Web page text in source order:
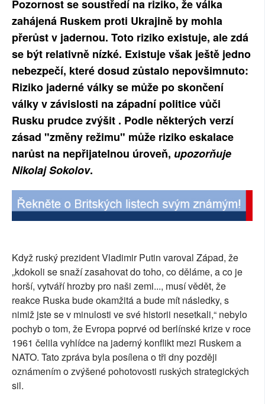
SOCIÁLNÍ SÍTĚ
RUBRIKY
PLNÁ VERZE STRÁNEK
Pozornost se soustředí na riziko, že válka
zahájená Ruskem proti Ukrajině by mohla
přerůst v jadernou. Toto riziko existuje, ale zdá
se být relativně nízké. Existuje však ještě jedno
nebezpečí, které dosud zůstalo nepovšimnuto:
Riziko jaderné války se může po skončení
války v závislosti na západní politice vůči
Rusku prudce zvýšit . Podle některých verzí
zásad "změny režimu" může riziko eskalace
narůst na nepřijatelnou úroveň, upozorňuje
Nikolaj Sokolov.
Když ruský prezident Vladimir Putin varoval Západ, že
„kdokoli se snaží zasahovat do toho, co děláme, a co je
horší, vytváří hrozby pro naši zemi..., musí vědět, že
reakce Ruska bude okamžitá a bude mít následky, s
nimiž jste se v minulosti ve své historii nesetkali,“ nebylo
pochyb o tom, že Evropa poprvé od berlínské krize v roce
1961 čelila vyhlídce na jaderný konflikt mezi Ruskem a
NATO. Tato zpráva byla posílena o tři dny později
oznámením o zvýšené pohotovosti ruských strategických
sil.